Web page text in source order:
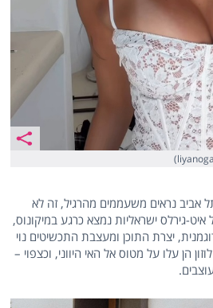
אביב נראים משעממים מהרגיל, זה לא
גירלס ישראליות נמצא כרגע במיקונוס,
יצרת התוכן ומעצבת התכשיטים נוי
הן עלו על מטוס אל האי היווני, וכצפוי –